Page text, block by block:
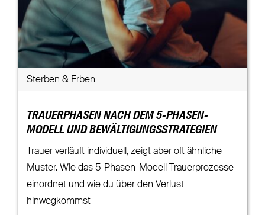
Sterben & Erben
TRAUERPHASEN NACH DEM 5-PHASEN-
MODELL UND BEWÄLTIGUNGSSTRATEGIEN
Trauer verläuft individuell, zeigt aber oft ähnliche
Muster. Wie das 5-Phasen-Modell Trauerprozesse
einordnet und wie du über den Verlust
hinwegkommst